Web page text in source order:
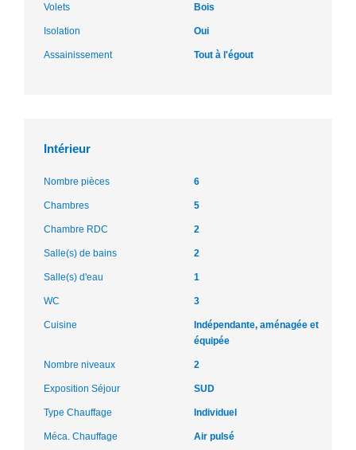
Volets Bois
Isolation Oui
Assainissement Tout à l'égout
Intérieur
Nombre pièces 6
Chambres 5
Chambre RDC 2
Salle(s) de bains 2
Salle(s) d'eau 1
WC 3
Cuisine
Indépendante, aménagée et
équipée
Nombre niveaux 2
Exposition Séjour SUD
Type Chauffage Individuel
Méca. Chauffage Air pulsé